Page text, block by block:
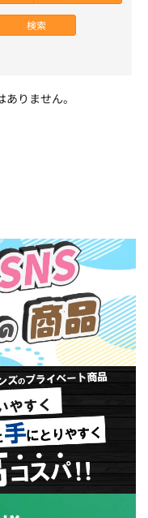
検索
りません。